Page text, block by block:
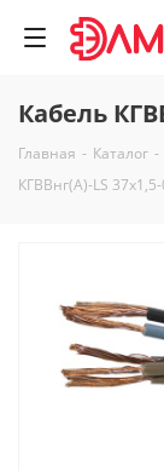
Кабель
Главная - Каталог -
КГВВнг(А)-LS